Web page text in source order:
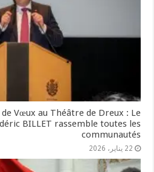
Vœux au Théâtre de Dreux : Le
BILLET rassemble toutes les
communautés
22 يناير، 2026